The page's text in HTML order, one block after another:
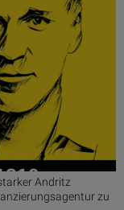
Andritz
zu